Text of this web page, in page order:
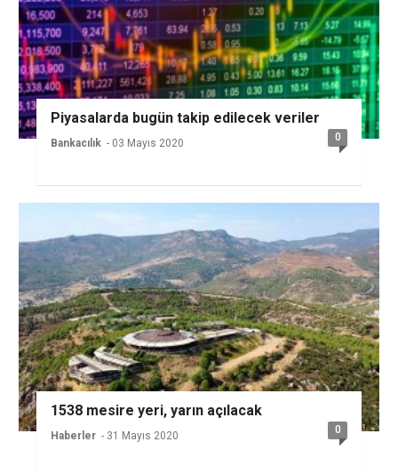
Piyasalarda bugün takip edilecek veriler
Bankacılık - 03 Mayıs 2020 0
1538 mesire yeri, yarın açılacak
Haberler - 31 Mayıs 2020 0